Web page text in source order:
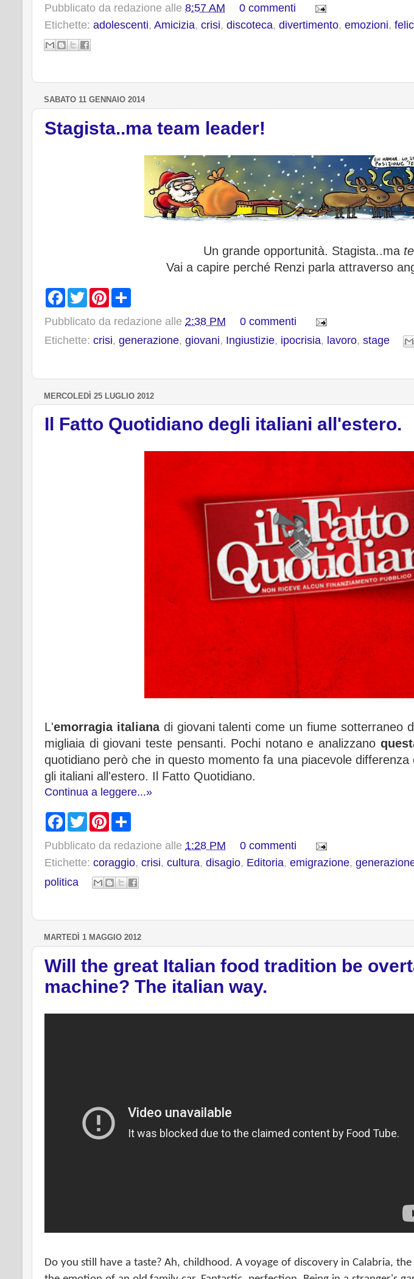
e
o
o
k
t
e
r
t
e
r
r
Pubblicato da redazione alle 8:57 AM
0 commenti
Etichette: adolescenti, Amicizia, crisi, discoteca, divertimento, emozioni,
SABATO 11 GENNAIO 2014
Stagista..ma team leader!
Un grande opportunità. Stagista..ma
Vai a capire perché Renzi parla attraverso
F
a
e
o
T
w
t
e
P
t
r
r
Pubblicato da redazione alle 2:38 PM
0 commenti
Etichette: crisi, generazione, giovani, Ingiustizie, ipocrisia, lavoro, stage
MERCOLEDÌ 25 LUGLIO 2012
Il Fatto Quotidiano degli italiani all'estero.
L'emorragia italianadi giovani talenti come un fiume sotterraneo
migliaia di giovani teste pensanti. Pochi notano e analizzano
quotidiano però che in questo momento fa una piacevole
gli italiani all'estero. Il Fatto Quotidiano.
Continua a leggere...»
F
a
e
o
o
k
T
w
t
e
P
t
r
e
s
r
Pubblicato da redazione alle 1:28 PM
0 commenti
Etichette: coraggio, crisi, cultura, disagio, Editoria, emigrazione,
politica
MARTEDÌ 1 MAGGIO 2012
Will the great Italian food tradition be
machine? The italian way.
Do you still have a taste? Ah, childhood. A voyage of discovery in Calabria,